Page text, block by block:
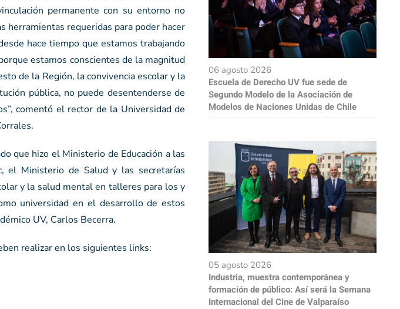
permanente con su entorno no
herramientas requeridas para poder hacer
hace tiempo que estamos trabajando
estamos conscientes de la magnitud
de la Región, la convivencia escolar y la
pública, no puede desentenderse de
comentó el rector de la Universidad de
que hizo el Ministerio de Educación a las
el Ministerio de Salud y las secretarías
y la salud mental en talleres para los y
universidad en el desarrollo de estos
UV, Carlos Becerra.
realizar en los siguientes links:
06 agosto 2026
Escuela de Derecho UV fue sede de
Segundo Modelo de la Asociación de
Modelos de Naciones Unidas de Chile
05 agosto 2026
Industria, muestra contemporánea y
formación de público: Así será la Semana
Internacional del Cine de Valparaíso